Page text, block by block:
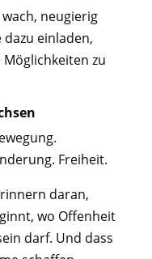
neugierig
einladen,
zu
Freiheit.
daran,
wo Offenheit
darf. Und dass